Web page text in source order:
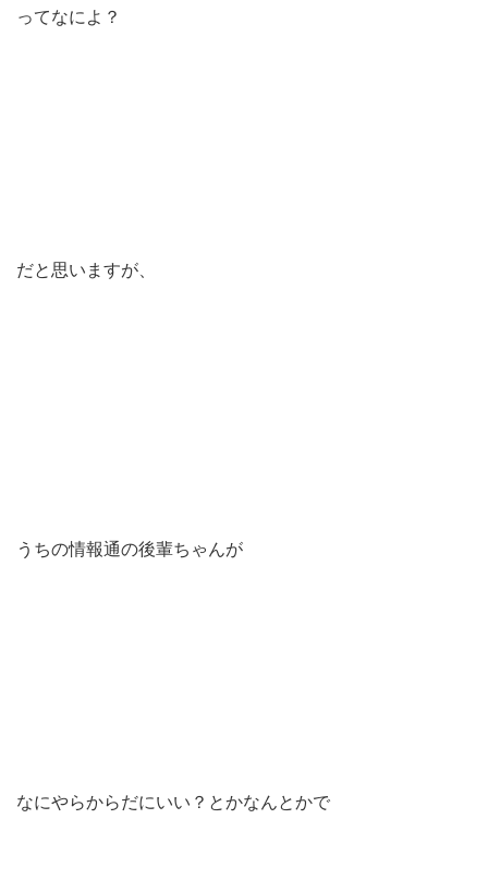
ってなによ？
だと思いますが、
うちの情報通の後輩ちゃんが
なにやらからだにいい？とかなんとかで